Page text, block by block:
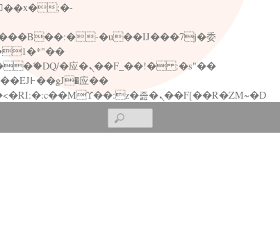
矁[��x�ZM~�n"��IB؃��!'����Тѕ��+��(m��IK�ʭ�/|��ϐܢ��F[��x�ZMz�G�� %嬩�/c��������[[��<�RI:�:c��MΎ��:z�졾�ܢ��F[��R�ZM~�D